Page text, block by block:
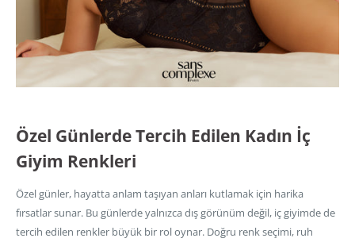
Özel Günlerde Tercih Edilen Kadın İç
Giyim Renkleri
Özel günler, hayatta anlam taşıyan anları kutlamak için harika
fırsatlar sunar. Bu günlerde yalnızca dış görünüm değil, iç giyimde de
tercih edilen renkler büyük bir rol oynar. Doğru renk seçimi, ruh